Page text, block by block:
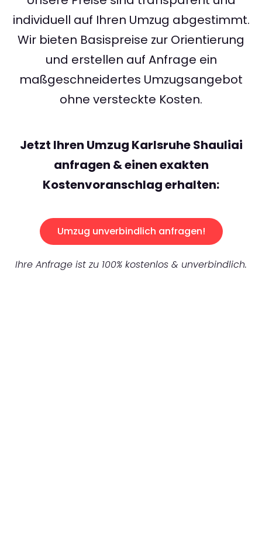
individuell auf Ihren Umzug abgestimmt.
Wir bieten Basispreise zur Orientierung
und erstellen auf Anfrage ein
maßgeschneidertes Umzugsangebot
ohne versteckte Kosten.
Jetzt Ihren Umzug Karlsruhe Shauliai
anfragen & einen exakten
Kostenvoranschlag erhalten:
Umzug unverbindlich anfragen!
Ihre Anfrage ist zu 100% kostenlos & unverbindlich.